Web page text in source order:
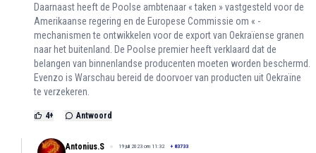
Daarnaast heeft de Poolse ambtenaar « taken » vastgesteld voor de
Amerikaanse regering en de Europese Commissie om « -
mechanismen te ontwikkelen voor de export van Oekraïense granen
naar het buitenland. De Poolse premier heeft verklaard dat de
belangen van binnenlandse producenten moeten worden beschermd.
Evenzo is Warschau bereid de doorvoer van producten uit Oekraïne
te verzekeren.
4+ Antwoord
Antonius.S 19 juli 2023 om 11:32 + 83733